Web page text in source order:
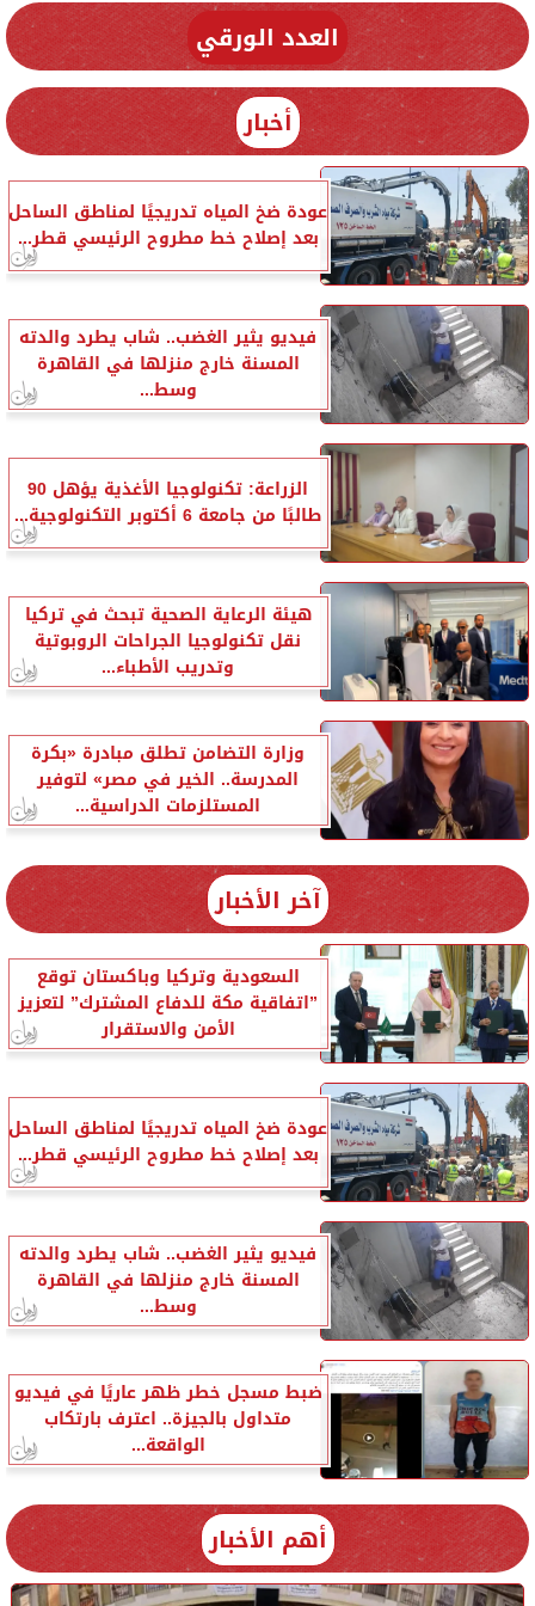
العدد الورقي
أخبار
عودة ضخ المياه تدريجيًا لمناطق الساحل
بعد إصلاح خط مطروح الرئيسي قطر...
فيديو يثير الغضب.. شاب يطرد والدته
المسنة خارج منزلها في القاهرة
وسط...
الزراعة: تكنولوجيا الأغذية يؤهل 90
طالبًا من جامعة 6 أكتوبر التكنولوجية...
هيئة الرعاية الصحية تبحث في تركيا
نقل تكنولوجيا الجراحات الروبوتية
وتدريب الأطباء...
وزارة التضامن تطلق مبادرة «بكرة
المدرسة.. الخير في مصر» لتوفير
المستلزمات الدراسية...
آخر الأخبار
السعودية وتركيا وباكستان توقع
”اتفاقية مكة للدفاع المشترك” لتعزيز
الأمن والاستقرار
عودة ضخ المياه تدريجيًا لمناطق الساحل
بعد إصلاح خط مطروح الرئيسي قطر...
فيديو يثير الغضب.. شاب يطرد والدته
المسنة خارج منزلها في القاهرة
وسط...
ضبط مسجل خطر ظهر عاريًا في فيديو
متداول بالجيزة.. اعترف بارتكاب
الواقعة...
أهم الأخبار